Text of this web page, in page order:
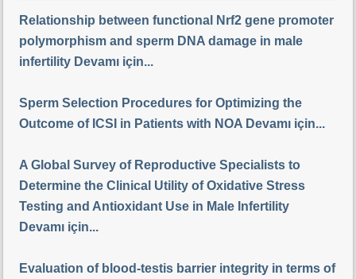
Relationship between functional Nrf2 gene promoter
polymorphism and sperm DNA damage in male
infertility Devamı için...
Sperm Selection Procedures for Optimizing the
Outcome of ICSI in Patients with NOA Devamı için...
A Global Survey of Reproductive Specialists to
Determine the Clinical Utility of Oxidative Stress
Testing and Antioxidant Use in Male Infertility
Devamı için...
Evaluation of blood-testis barrier integrity in terms of